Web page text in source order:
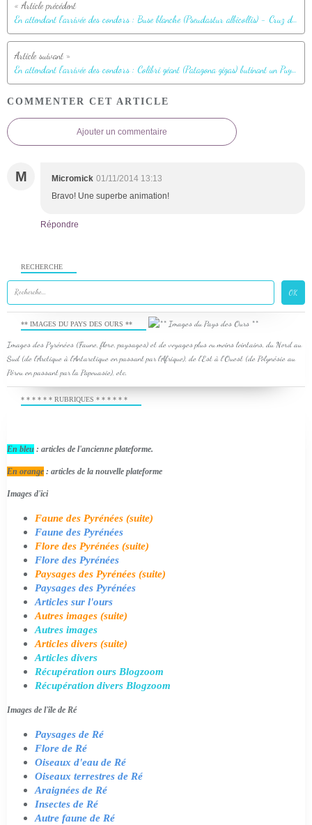
En attendant l'arrivée des condors : Buse blanche (Pseudastur albicollis) - Cruz del Condor - Cañon de Colca - Pérou
En attendant l'arrivée des condors : Colibri géant (Patagona gigas) butinant un Puya - Cruz del Condor - Cañon de Colca - Pérou
COMMENTER CET ARTICLE
Ajouter un commentaire
M Micromick 01/11/2014 13:13
Bravo! Une superbe animation!
Répondre
RECHERCHE
** IMAGES DU PAYS DES OURS **
Images des Pyrénées (Faune, flore, paysages) et de voyages plus ou moins lointains, du Nord au
Sud (de l'Arctique à l'Antarctique en passant par l'Afrique), de l'Est à l'Ouest (de Polynésie au
Pérou en passant par la Papouasie), etc.
* * * * * * RUBRIQUES * * * * * *
En bleu : articles de l'ancienne plateforme.
En orange : articles de la nouvelle plateforme
Images d'ici
Faune des Pyrénées (suite)
Faune des Pyrénées
Flore des Pyrénées (suite)
Flore des Pyrénées
Paysages des Pyrénées (suite)
Paysages des Pyrénées
Articles sur l'ours
Autres images (suite)
Autres images
Articles divers (suite)
Articles divers
Récupération ours Blogzoom
Récupération divers Blogzoom
Images de l'île de Ré
Paysages de Ré
Flore de Ré
Oiseaux d'eau de Ré
Oiseaux terrestres de Ré
Araignées de Ré
Insectes de Ré
Autre faune de Ré